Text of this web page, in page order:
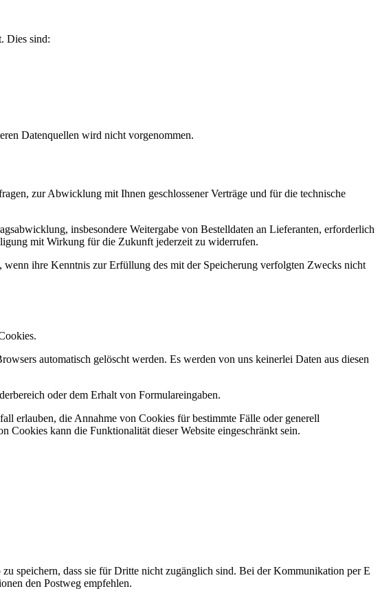
Dies sind:
Datenquellen wird nicht vorgenommen.
zur Abwicklung mit Ihnen geschlossener Verträge und für die technische
insbesondere Weitergabe von Bestelldaten an Lieferanten, erforderlich
mit Wirkung für die Zukunft jederzeit zu widerrufen.
ihre Kenntnis zur Erfüllung des mit der Speicherung verfolgten Zwecks nicht
automatisch gelöscht werden. Es werden von uns keinerlei Daten aus diesen
oder dem Erhalt von Formulareingaben.
erlauben, die Annahme von Cookies für bestimmte Fälle oder generell
Cookies kann die Funktionalität dieser Website eingeschränkt sein.
speichern, dass sie für Dritte nicht zugänglich sind. Bei der Kommunikation per E
den Postweg empfehlen.